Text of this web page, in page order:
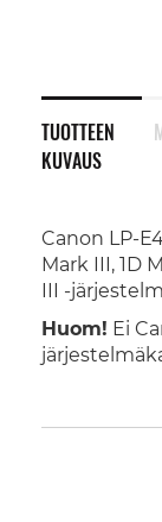
TUOTTEEN
KUVAUS
Canon LP-
Mark III, 1D
III -
Huom! Ei